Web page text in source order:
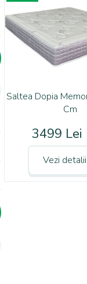
Saltea Dopia
Cm
3499 Lei
Vezi